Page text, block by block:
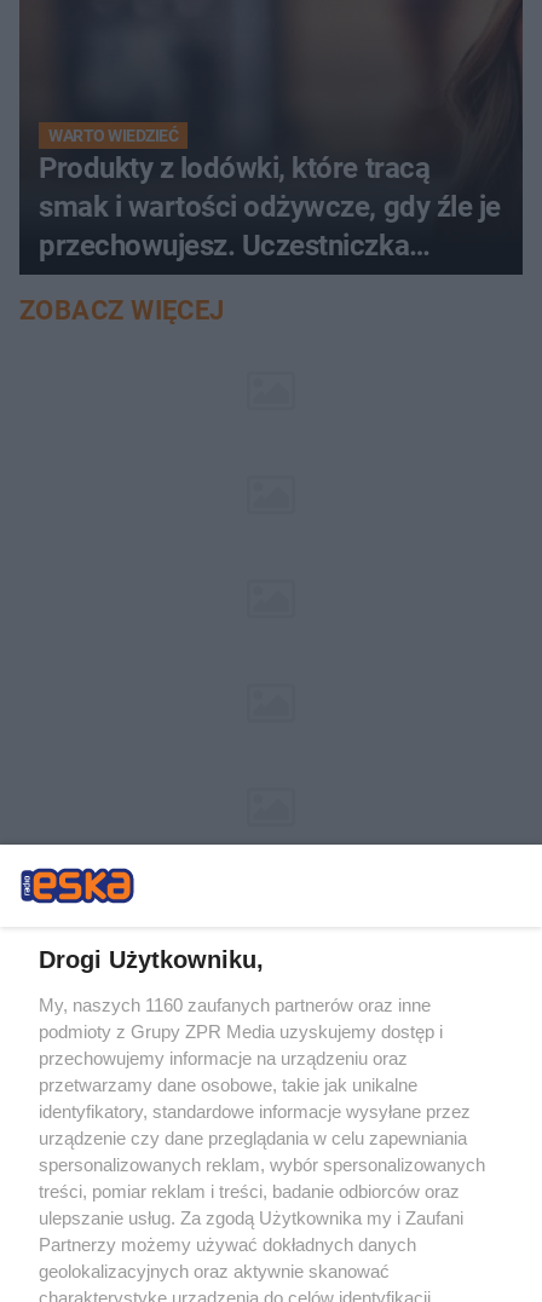
WARTO WIEDZIEĆ
Produkty z lodówki, które tracą
smak i wartości odżywcze, gdy źle je
przechowujesz. Uczestniczka
"MasterChefa"
ZOBACZ WIĘCEJ
Żaden utwór zamieszczony w serwisie nie może być powielany i
rozpowszechniany lub dalej rozpowszechniany w jakikolwiek sposób (w
tym także elektroniczny lub mechaniczny) na jakimkolwiek polu
eksploatacji w jakiejkolwiek formie, włącznie z umieszczaniem w Internecie
bez pisemnej zgody właściciela praw. Jakiekolwiek użycie lub
wykorzystanie utworów w całości lub w części z naruszeniem prawa, tzn.
bez właściwej zgody, jest zabronione pod groźbą kary i może być ścigane
prawnie.
Drogi Użytkowniku,
My, naszych 1160 zaufanych partnerów oraz inne
podmioty z Grupy ZPR Media uzyskujemy dostęp i
przechowujemy informacje na urządzeniu oraz
przetwarzamy dane osobowe, takie jak unikalne
identyfikatory, standardowe informacje wysyłane przez
urządzenie czy dane przeglądania w celu zapewniania
spersonalizowanych reklam, wybór spersonalizowanych
treści, pomiar reklam i treści, badanie odbiorców oraz
ulepszanie usług. Za zgodą Użytkownika my i Zaufani
Partnerzy możemy używać dokładnych danych
geolokalizacyjnych oraz aktywnie skanować
charakterystykę urządzenia do celów identyfikacji.